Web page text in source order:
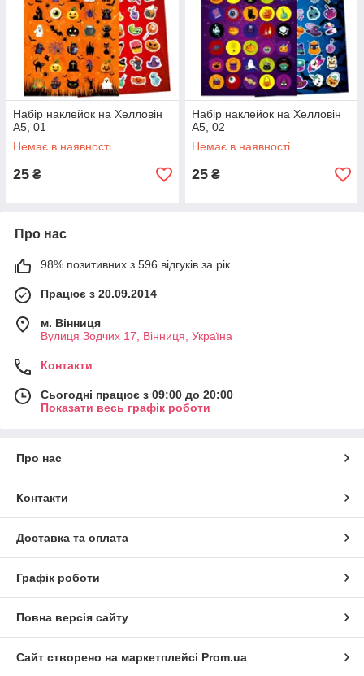
Набір наклейок на Хелловін
А5, 01
Немає в наявності
25 ₴
Набір наклейок на Хелловін
А5, 02
Немає в наявності
25 ₴
Про нас
98% позитивних з 596 відгуків за рік
Працює з 20.09.2014
м. Вінниця
Вулиця Зодчих 17, Вінниця, Україна
Контакти
Сьогодні працює з 09:00 до 20:00
Показати весь графік роботи
Про нас
Контакти
Доставка та оплата
Графік роботи
Повна версія сайту
Сайт створено на маркетплейсі Prom.ua